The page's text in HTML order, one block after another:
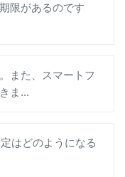
限があるのです
また、スマートフ
ま...
はどのようになる